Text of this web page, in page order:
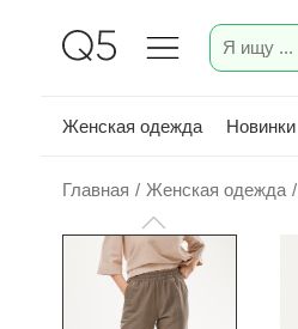
Женская одежда Новинки
Главная / Женская одежда /